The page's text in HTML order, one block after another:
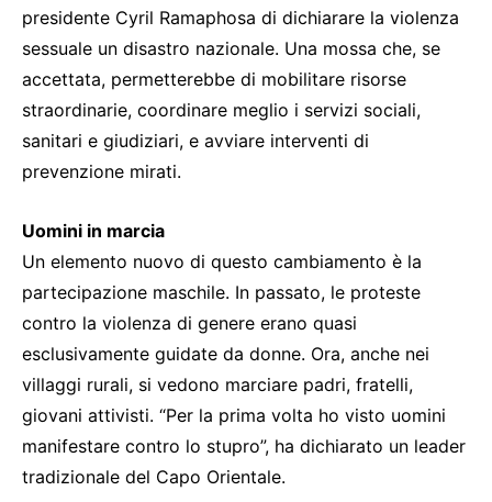
presidente Cyril Ramaphosa di dichiarare la violenza
sessuale un disastro nazionale. Una mossa che, se
accettata, permetterebbe di mobilitare risorse
straordinarie, coordinare meglio i servizi sociali,
sanitari e giudiziari, e avviare interventi di
prevenzione mirati.
Uomini in marcia
Un elemento nuovo di questo cambiamento è la
partecipazione maschile. In passato, le proteste
contro la violenza di genere erano quasi
esclusivamente guidate da donne. Ora, anche nei
villaggi rurali, si vedono marciare padri, fratelli,
giovani attivisti. “Per la prima volta ho visto uomini
manifestare contro lo stupro”, ha dichiarato un leader
tradizionale del Capo Orientale.